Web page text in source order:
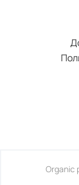
Organic